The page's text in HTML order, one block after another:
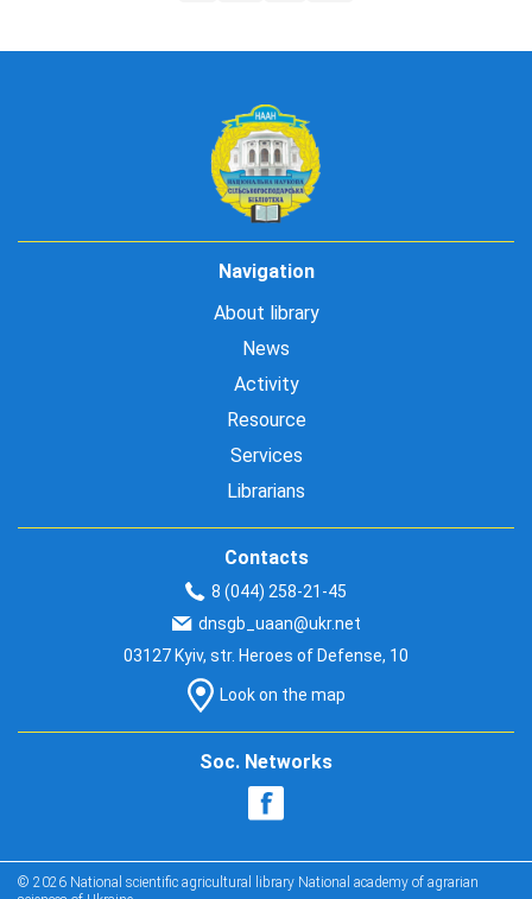
Navigation
About library
News
Activity
Resource
Services
Librarians
Contacts
8 (044) 258-21-45
dnsgb_uaan@ukr.net
03127 Kyiv, str. Heroes of Defense, 10
Look on the map
Soc. Networks
© 2026 National scientific agricultural library National academy of agrarian